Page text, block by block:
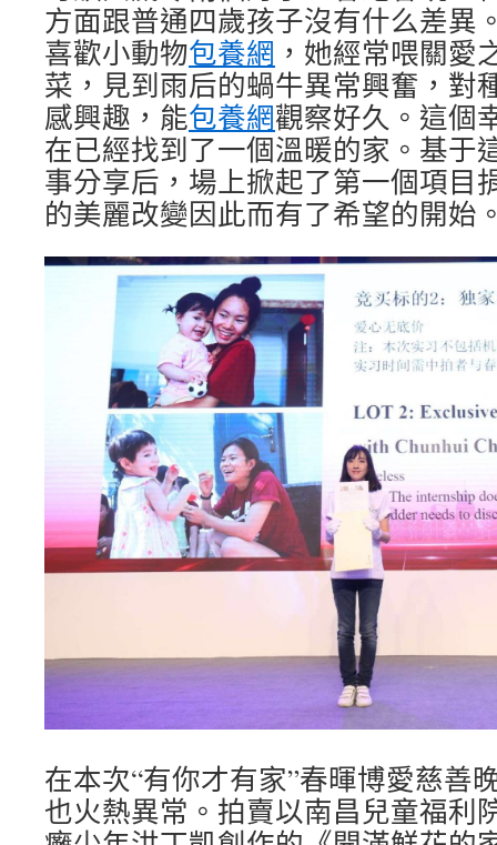
方面跟普通四歲孩子沒有什么差異
喜歡小動物包養網 ，她經常喂關愛
菜，見到雨后的蝸牛異常興奮，對
感興趣，能包養網觀察好久。這個
在已經找到了一個溫暖的家。基于
事分享后，場上掀起了第一個項目
的美麗改變因此而有了希望的開始
在本次“有你才有家”春暉博愛慈善
也火熱異常。拍賣以南昌兒童福利